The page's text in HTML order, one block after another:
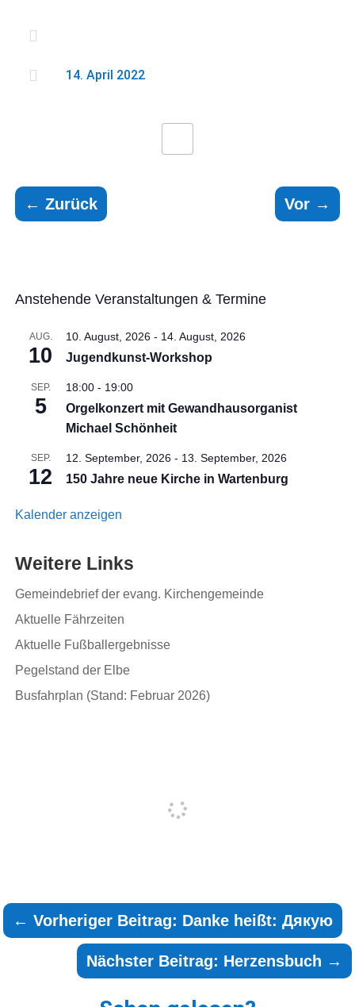

 14. April 2022
←Zurück Vor→
Anstehende Veranstaltungen & Termine
AUG.
10
10. August, 2026 - 14. August, 2026
Jugendkunst-Workshop
SEP.
5
18:00 - 19:00
Orgelkonzert mit Gewandhausorganist
Michael Schönheit
SEP.
12
12. September, 2026 - 13. September, 2026
150 Jahre neue Kirche in Wartenburg
Kalender anzeigen
Weitere Links
Gemeindebrief der evang. Kirchengemeinde
Aktuelle Fährzeiten
Aktuelle Fußballergebnisse
Pegelstand der Elbe
Busfahrplan (Stand: Februar 2026)
←Vorheriger Beitrag: Danke heißt: Дякую
Nächster Beitrag: Herzensbuch →